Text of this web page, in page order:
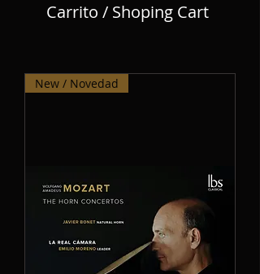
Carrito / Shoping Cart
New / Novedad